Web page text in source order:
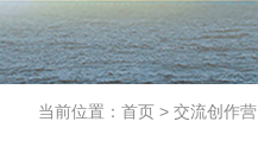
当前位置： 首页 > 交流创作营